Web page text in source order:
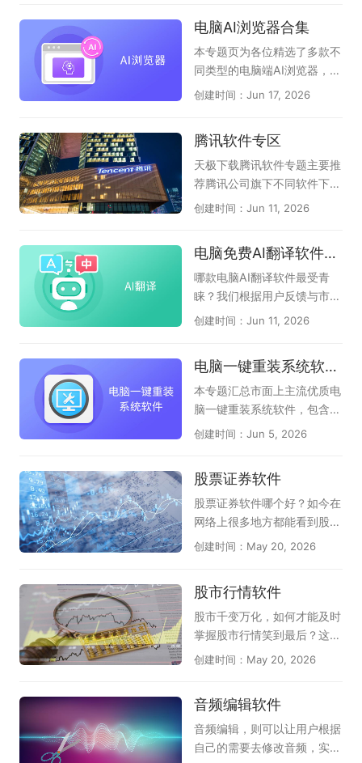
家也能尽情欢唱。
传统手工绘图的束缚，为用户
提供了一个无限广阔的创作天
地，是技术赋予人类的一份珍
广泛应用于建筑、机械、电子
常广泛。对于从事设计工作的
人而言，熟练使用CAD软件至
关重要，可以提高工作效率，
选出的电脑专业CAD软件大
D、BIM模型、天正建筑等各
版本二维和三维CAD图纸，希
望对各位有帮助！
魂，目前一众国产浏览器均有
自己的特点，也符合国人的使
用习惯。在这里，天极下载国
产浏览器大全专题推荐一系列
器，豆包，360安全浏览器，
2345加速浏览器等，总有一
款适合你！
电脑AI浏览器合集
本专题页为各位精选了多款不
同类型的电脑端AI浏览器，它
们分为：第1种：在原生浏览
片识别、智能问答、创作等
（如QQ浏览器、猎豹浏览
器、联想浏览器）；第2种：
以AI驱动的浏览器，直接告诉
用户，我就是AI浏览器，支持
答；辅助视频、音频、网页、
文档阅读；和第1种区别差不
多，只是重点突出了AI功能；
浏览器、小白AI浏览器）；第
使用AI功能的时候，还支持输
入网址访问页面，称的上隐形
AI浏览器（如豆包、夸克、纳
我们为您搜罗了多款最新、最
器。这些专为电脑端设计的浏
览器将AI深度融入每个操作，
能理解您的指令并自主完成任
如果你还没有使用，赶快在此
创建时间：Jun 17, 2026
腾讯软件专区
天极下载腾讯软件专题主要推
荐腾讯公司旗下不同软件下载
需求，大家可以根据自己需要
家、腾讯视频、腾讯会议、Q
Q音乐、腾讯文档、QQ游戏
大厅、QQ浏览器、QQ输入
法、FoxMail等多款软件，只
有娱乐、有视频、有音乐、有
办公、有管家、有浏览器等品
类，应有尽有，可以满足不同
朋友千万不要错过，尽快下载
创建时间：Jun 11, 2026
电脑免费AI翻译软件盘点
哪款电脑AI翻译软件最受青
睐？我们根据用户反馈与市场
热度，整理了本年度备受关注
具，为您呈现当前电脑端AI翻
译领域的权威选择指南，助您
一目了然做出决策。本专题页
面全面收录了电脑端高效专业
的AI翻译软件：包括老牌百度
有值得信赖的新型AI翻译助
手，它们是豆包、夸克、文小
言、腾讯元宝，内部都自带了
学习还是阅读外文文献，这里
翻译软件，提升效率。
创建时间：Jun 11, 2026
电脑一键重装系统软件汇总
本专题汇总市面上主流优质电
脑一键重装系统软件，包含云
净装机大师、小白一键重装系
装大师、小鱼一键重装系统工
具等多款实用工具，软件纯净
度高、适配性强，支持全自动
智能装机、驱动适配、系统还
甄选靠谱的电脑重装系统工
具。
创建时间：Jun 5, 2026
股票证券软件
股票证券软件哪个好？如今在
网络上很多地方都能看到股票
证券的话题，的确近几年股市
的形势也在不断波动，随时掌
握当前动向就非常重要了，但
对于种类繁多的股票证券软件
该如何选择呢？天极下载股票
证券软件专题为大家推荐免费
供股票证券软件下载大全、股
票证券软件哪个好、股票证券
软件有哪些、正规炒股工具下
创建时间：May 20, 2026
股市行情软件
股市千变万化，如何才能及时
掌握股市行情笑到最后？这时
候你需要一款非常好用的股票
市行情软件专题提供的股市行
情软件，包括东方财富、同花
顺、国信证券金太阳、广发证
创建时间：May 20, 2026
音频编辑软件
音频编辑，则可以让用户根据
自己的需要去修改音频，实现